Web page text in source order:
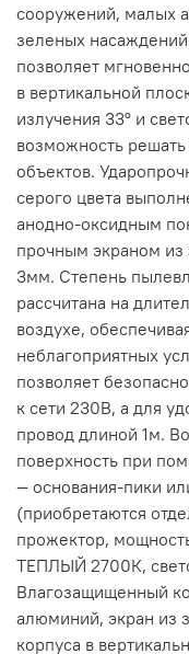
сооружений, малых
зеленых
позволяет
в вертикальной
излучения 33° и
возможность
объектов.
серого цвета
анодно-оксидным
прочным экраном из
3мм. Степень
рассчитана на
воздухе,
неблагоприятных
позволяет
к сети 230В, а для
провод длиной 1м.
поверхность при
— основания-пики
(приобретаются
прожектор,
ТЕПЛЫЙ 2700К,
Влагозащищенный
алюминий, экран из
корпуса в